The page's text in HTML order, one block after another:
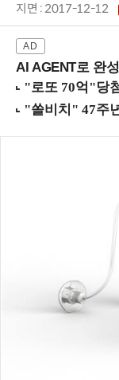
지면 :2017-12-12
AI AGENT로 완